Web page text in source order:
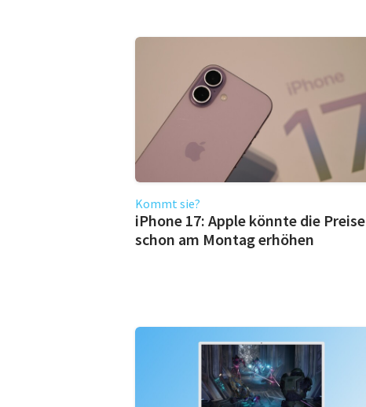
Kommt sie?
iPhone 17: Apple könnte die Preise
schon am Montag erhöhen